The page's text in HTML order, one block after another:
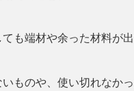
も端材や余った材料が出
ものや、使い切れなかっ